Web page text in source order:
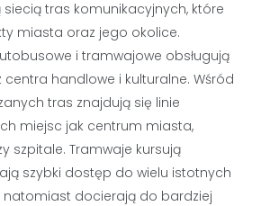
tras komunikacyjnych, które
miasta oraz jego okolice.
i tramwajowe obsługują
centra handlowe i kulturalne. Wśród
tras znajdują się linie
miejsc jak centrum miasta,
szpitale. Tramwaje kursują
szybki dostęp do wielu istotnych
natomiast docierają do bardziej